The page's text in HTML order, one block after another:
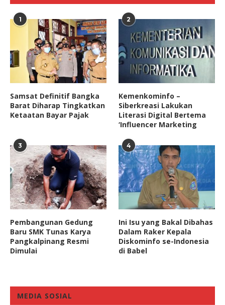
1
Samsat Definitif Bangka
Barat Diharap Tingkatkan
Ketaatan Bayar Pajak
2
Kemenkominfo –
Siberkreasi Lakukan
Literasi Digital Bertema
‘Influencer Marketing
3
Pembangunan Gedung
Baru SMK Tunas Karya
Pangkalpinang Resmi
Dimulai
4
Ini Isu yang Bakal Dibahas
Dalam Raker Kepala
Diskominfo se-Indonesia
di Babel
MEDIA SOSIAL